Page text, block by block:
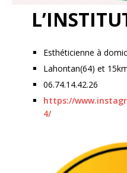
Esthéticienne à
Lahontan(64) et
06.74.14.42.26
https://
4/